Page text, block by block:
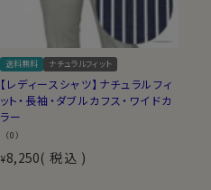
送料無料 ナチュラルフィット
【レディースシャツ】ナチュラルフィ
ット・長袖・ダブルカフス・ワイドカ
ラー
（0）
¥8,250 税込